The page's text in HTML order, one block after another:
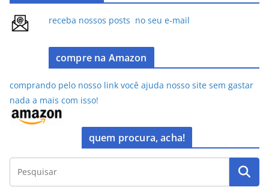
receba nossos posts no seu e-mail
compre na Amazon
comprando pelo nosso link você ajuda nosso site sem gastar
nada a mais com isso!
quem procura, acha!